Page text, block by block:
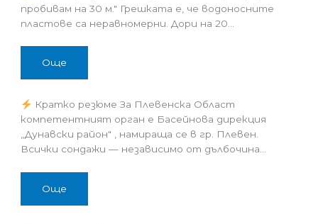
пробивам на 30 м." Грешката е, че водоносните
пластове са неравномерни. Дори на 20…
Още
Кратко резюме За Плевенска Област
компетентният орган е Басейнова дирекция
„Дунавски район" , намираща се в гр. Плевен.
Всички сондажи — независимо от дълбочина…
Още